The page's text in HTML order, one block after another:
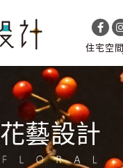
住宅空間
花藝設計